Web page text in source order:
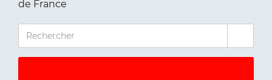
de France
RECHERCHER